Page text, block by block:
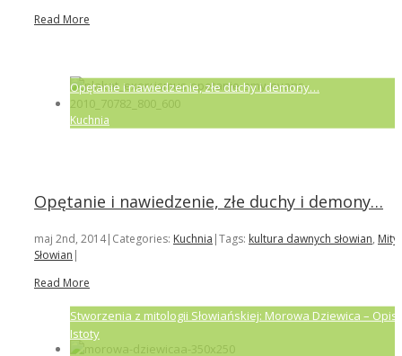
Read More
Opętanie i nawiedzenie, złe duchy i demony…
Kuchnia
Opętanie i nawiedzenie, złe duchy i demony…
maj 2nd, 2014| Categories: Kuchnia |Tags: kultura dawnych słowian, Mity
Słowian |
Read More
Stworzenia z mitologii Słowiańskiej: Morowa Dziewica – Opis
Istoty